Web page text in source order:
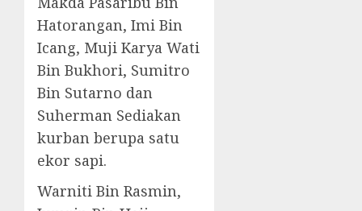
Hatorangan, Imi Bin
Icang, Muji Karya Wati
Bin Bukhori, Sumitro
Bin Sutarno dan
Suherman Sediakan
kurban berupa satu
ekor sapi.
Warniti Bin Rasmin,